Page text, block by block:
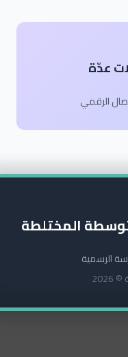
عدّة
الرقمي
المختلطة
الرسمية